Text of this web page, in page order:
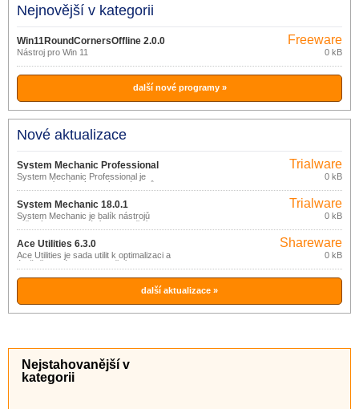
Nejnovější v kategorii
Win11RoundCornersOffline 2.0.0
Nástroj pro Win 11
Freeware
0 kB
další nové programy »
Nové aktualizace
System Mechanic Professional
18.0.1
System Mechanic Professional je
kompletní balík výkonných nástrojů pro
zajištění optimálního výkonu a
bezpečnosti PC.
Trialware
0 kB
System Mechanic 18.0.1
System Mechanic je balík nástrojů
určených k vyhledání, odstranění a
prevenci problémů s PC.
Trialware
0 kB
Ace Utilities 6.3.0
Ace Utilities je sada utilit k optimalizaci a
údržbě systému: odstranění
nepotřebných a duplicitních souborů,
vyčistění registru, správa aplikací
spouštěných při startu, správce cookies,
Shareware
0 kB
další aktualizace »
Nejstahovanější v
kategorii